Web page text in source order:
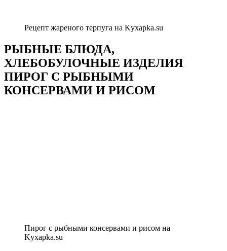
Рецепт жареного терпуга на Kyxapka.su
РЫБНЫЕ БЛЮДА,
ХЛЕБОБУЛОЧНЫЕ ИЗДЕЛИЯ
ПИРОГ С РЫБНЫМИ
КОНСЕРВАМИ И РИСОМ
Пирог с рыбными консервами и рисом на
Kyxapka.su